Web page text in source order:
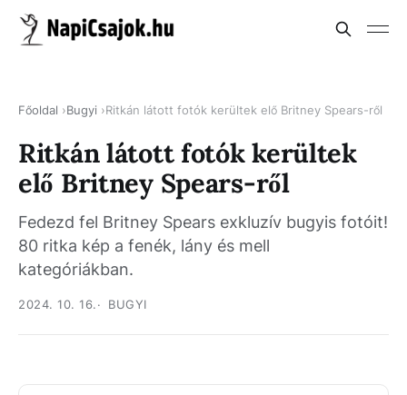
Főoldal Bugyi Ritkán látott fotók kerültek elő Britney Spears-ről
Ritkán látott fotók kerültek
elő Britney Spears-ről
Fedezd fel Britney Spears exkluzív bugyis fotóit!
80 ritka kép a fenék, lány és mell
kategóriákban.
2024. 10. 16. BUGYI